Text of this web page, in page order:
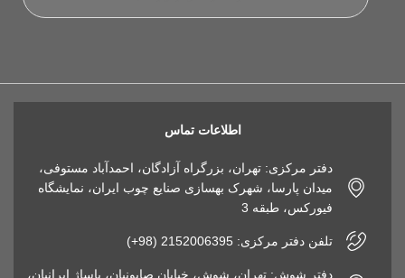
اطلاعات تماس
دفتر مرکزی: تهران، بزرگراه آزادگان، احمدآباد مستوفی،
میدان پارسا، شهرک بهسازی صنایع چوب ایران، نمایشگاه
فیورکس، طبقه 3
تلفن دفتر مرکزی: 2152006395 (98+)
دفتر شوش: تهران، شوش، خیابان صابونیان، پاساژ ایرانیان،